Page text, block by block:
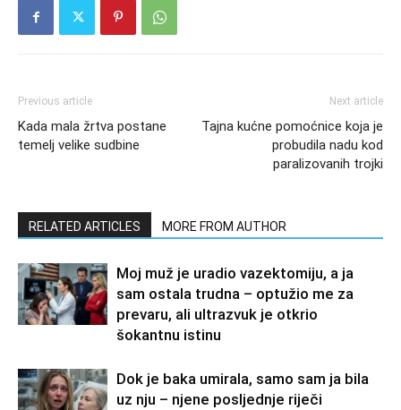
Previous article
Kada mala žrtva postane
temelj velike sudbine
Next article
Tajna kućne pomoćnice koja je
probudila nadu kod
paralizovanih trojki
RELATED ARTICLES MORE FROM AUTHOR
Moj muž je uradio vazektomiju, a ja
sam ostala trudna – optužio me za
prevaru, ali ultrazvuk je otkrio
šokantnu istinu
Dok je baka umirala, samo sam ja bila
uz nju – njene posljednje riječi